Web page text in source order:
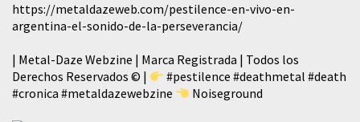
https://metaldazeweb.com/pestilence-en-vivo-en-
argentina-el-sonido-de-la-perseverancia/
| Metal-Daze Webzine | Marca Registrada | Todos los
Derechos Reservados © |
#pestilence #deathmetal #death
#cronica #metaldazewebzine Noiseground